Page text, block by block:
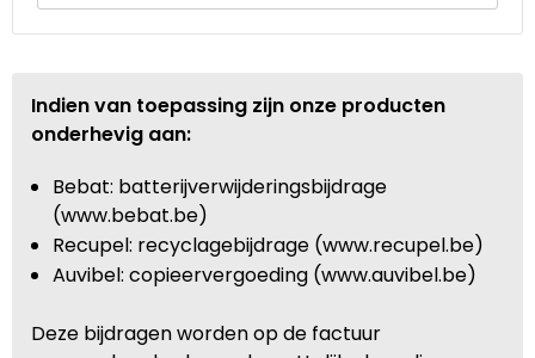
Indien van toepassing zijn onze producten
onderhevig aan:
Bebat: batterijverwijderingsbijdrage
(www.bebat.be)
Recupel: recyclagebijdrage (www.recupel.be)
Auvibel: copieervergoeding (www.auvibel.be)
Deze bijdragen worden op de factuur